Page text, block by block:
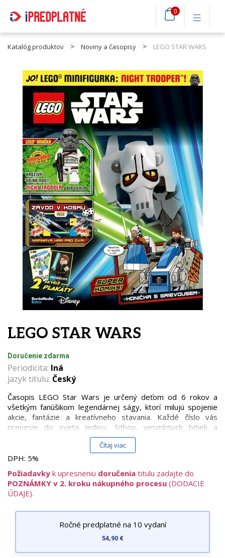
0
Katalóg produktov Noviny a časopisy LEGO STAR WARS
LEGO STAR WARS
Doručenie zdarma
Periodicita: Iná
jazyk titulu: Český
Časopis LEGO Star Wars je určený deťom od 6 rokov a
všetkým fanúšikom legendárnej ságy, ktorí milujú spojenie
akcie, fantázie a kreatívneho stavania. Každé číslo vás
prenesie do sveta Jediov, Sithov, vesmírnych bitiek a
ikonických postáv, ktoré poznáte z filmov.
dobrodružstiev
Úlohy, hádanky a hry, ktoré rozvíjajú logické myslenie a
kreativitu
doplnok v každom čísle
Časopis je vizuálne atraktívny, plný farebných ilustrácií a
dynamického obsahu, ktorý vtiahne čitateľov do epických
Čítaj viac
DPH: 5%
Požiadavky k upresneniu doručenia titulu zadajte do
POZNÁMKY v 2. kroku nákupného procesu (DODACIE
ÚDAJE).
Ročné predplatné na 10 vydaní
54,90 €